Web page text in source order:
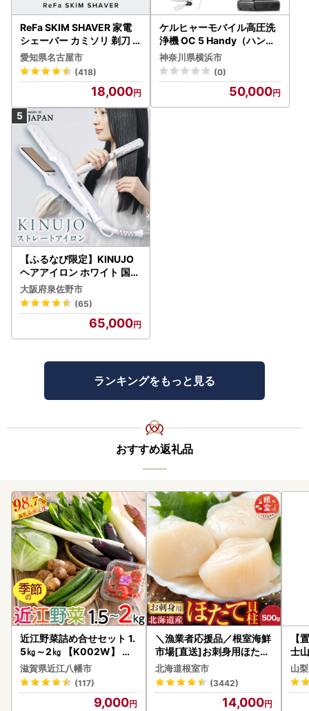
ReFa SKIM SHAVER 家電
シェーバー カミソリ 剃刀
シェーバー
愛知県名古屋市
(418)
18,000
ケルヒャーモバイル高圧洗
浄機 OC 5 Handy（ハンデ
ィジェット） APV0006
神奈川県横浜市
(0)
50,000
【ふるなび限定】KINUJO
ヘアアイロン ホワイト 国内
製造 FN-Limited-PR
大阪府泉佐野市
(65)
65,000
ランキングをもっと見る
おすすめ返礼品
近江野菜詰め合せセット 1.
5㎏～2㎏ 【K002W】 野
菜 旬 新鮮
滋賀県近江八幡市
(117)
9,000
＼漁業者応援品／根室海鮮
市場[直送]お刺身用ほたて
貝柱500g A-28002
北海道根室市
(3442)
14,000
【
士
山